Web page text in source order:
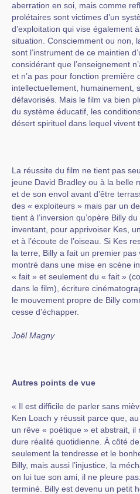
aberration en soi, mais comme
prolétaires sont victimes d’un
d’exploitation qui vise également
situation. Consciemment ou non,
sont l’instrument de ce maintien
considérant que l’enseignement
et n’a pas pour fonction première
intellectuellement, humainement,
défavorisés. Mais le film va bien
du système éducatif, les
désert spirituel dans lequel vivent
La réussite du film ne tient pas
jeune David Bradley ou à la belle
et de son envol avant d’être
des « exploiteurs » mais par un
tient à l’inversion qu’opère Billy
inventant, pour apprivoiser Kes,
et à l’écoute de l’oiseau. Si Kes
la terre, Billy a fait un premier
montré dans une mise en scène
« fait » et seulement du « fait »
dans le film), écriture
le mouvement propre de Billy
cesse d’échapper.
Joël Magny
Autres points de vue
« Il est difficile de parler sans
Ken Loach y réussit parce que,
un rêve « poétique » et abstrait, il
dure réalité quotidienne. À côté
seulement la tendresse et le
Billy, mais aussi l’injustice, la
on lui tue son ami, il ne pleure
terminé. Billy est devenu un petit